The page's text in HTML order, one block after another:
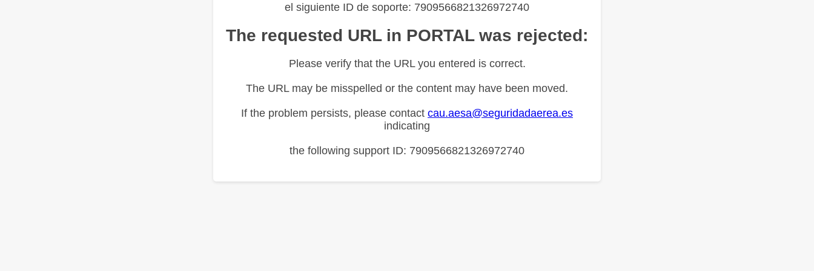
el siguiente ID de soporte: 7909566821326972740
The requested URL in PORTAL was rejected:
Please verify that the URL you entered is correct.
The URL may be misspelled or the content may have been moved.
If the problem persists, please contact cau.aesa@seguridadaerea.es
indicating
the following support ID: 7909566821326972740